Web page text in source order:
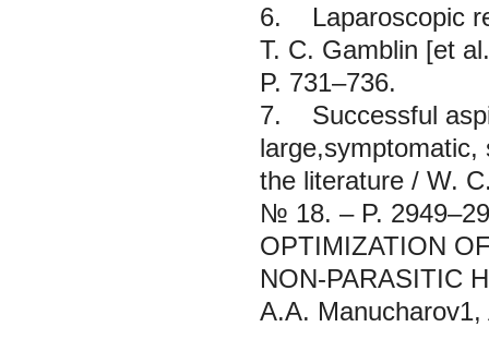
6. Laparoscopic
T. C. Gamblin [et
P. 731–736.
7. Successful
large,symptomatic,
the literature / W.
№ 18. – P.
OPTIMIZATION
NON-PARASITIC
A.A.